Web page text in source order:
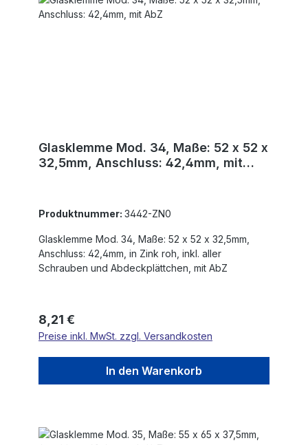
Glasklemme Mod. 34, Maße: 52 x 52 x
32,5mm, Anschluss: 42,4mm, mit
Produktnummer: 3442-ZN0
Glasklemme Mod. 34, Maße: 52 x 52 x 32,5mm,
Anschluss: 42,4mm, in Zink roh, inkl. aller
Schrauben und Abdeckplättchen, mit AbZ
Regulärer Preis:
8,21 €
Preise inkl. MwSt. zzgl. Versandkosten
In den Warenkorb